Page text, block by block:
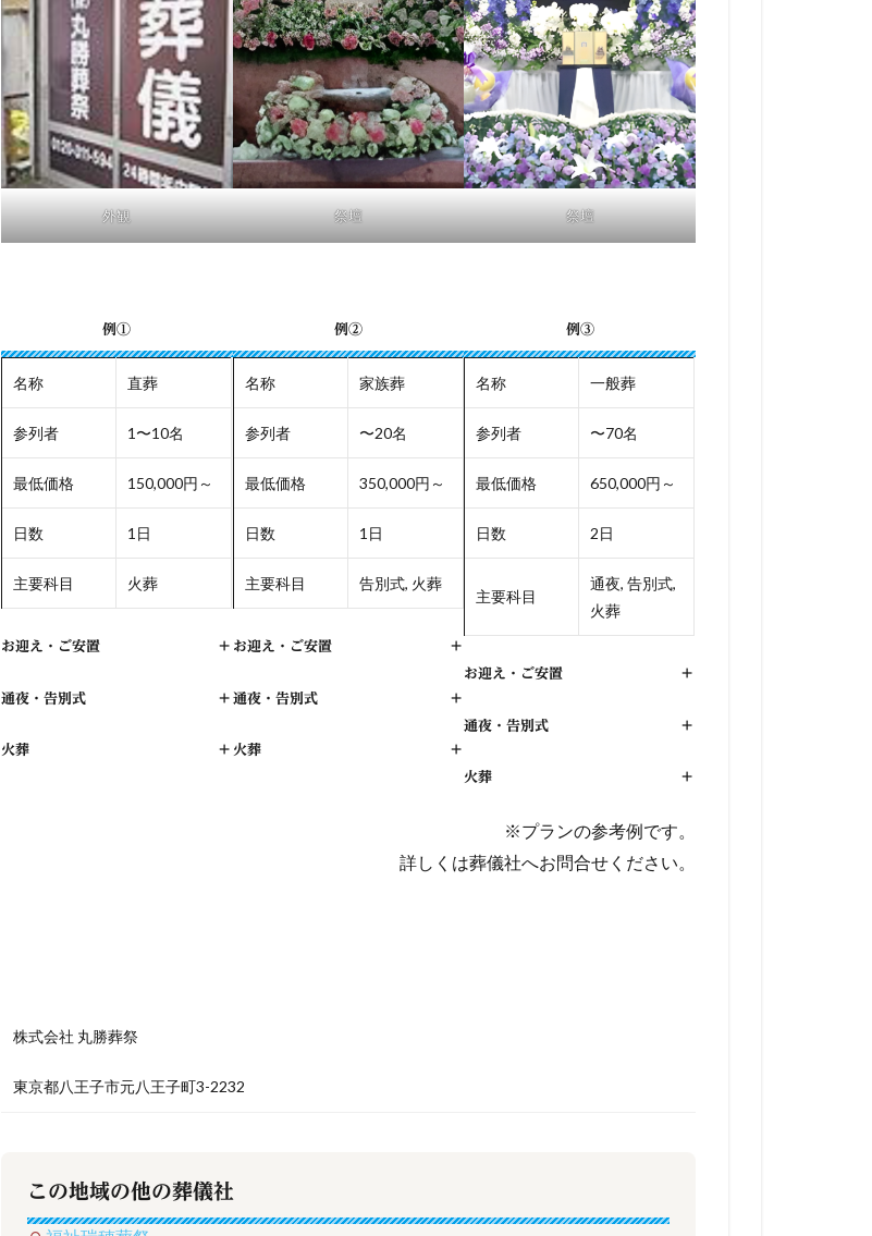
外観 祭壇 祭壇
例①
名称 直葬
参列者 1〜10名
最低価格 150,000円～
日数 1日
主要科目 火葬
お迎え・ご安置 +
通夜・告別式 +
火葬 +
例②
名称 家族葬
参列者 〜20名
最低価格 350,000円～
日数 1日
主要科目 告別式, 火葬
お迎え・ご安置 +
通夜・告別式 +
火葬 +
例③
名称 一般葬
参列者 〜70名
最低価格 650,000円～
日数 2日
主要科目
通夜, 告別式,
火葬
お迎え・ご安置 +
通夜・告別式 +
火葬 +
※プランの参考例です。
詳しくは葬儀社へお問合せください。
株式会社 丸勝葬祭
東京都八王子市元八王子町3-2232
この地域の他の葬儀社